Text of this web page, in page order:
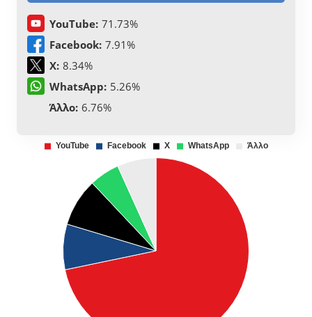
YouTube: 71.73%
Facebook: 7.91%
X: 8.34%
WhatsApp: 5.26%
Άλλο: 6.76%